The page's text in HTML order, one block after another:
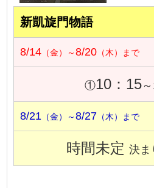
新凱旋門物語
8/14 （金）～8/20 （木）まで
①10：15
8/21 （金）～8/27 （木）まで
時間未定決ま